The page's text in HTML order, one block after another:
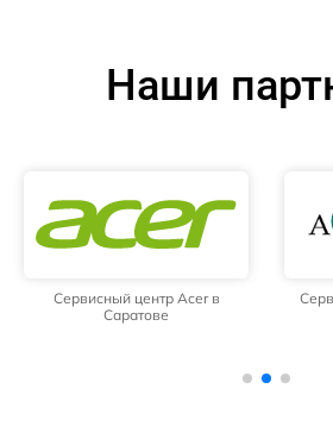
Наши
Сервисный центр Acer в
Саратове